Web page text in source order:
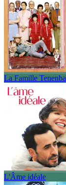
La Famille
L'Âme idéale